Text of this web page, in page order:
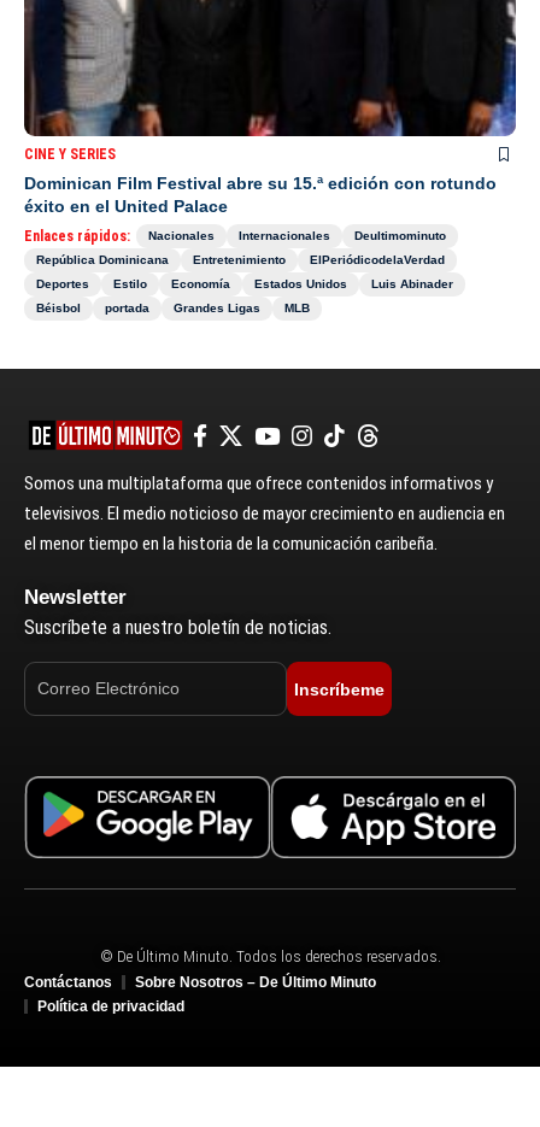
CINE Y SERIES
Dominican Film Festival abre su 15.ª edición con rotundo
éxito en el United Palace
Enlaces rápidos: Nacionales Internacionales
Deultimominuto
República Dominicana
Entretenimiento
ElPeriódicodelaVerdad
Deportes
Estilo Economía Estados Unidos
Luis Abinader
Béisbol
portada Grandes Ligas MLB
Somos una multiplataforma que ofrece contenidos informativos y
televisivos. El medio noticioso de mayor crecimiento en audiencia en
el menor tiempo en la historia de la comunicación caribeña.
Newsletter
Suscríbete a nuestro boletín de noticias.
Inscríbeme
© De Último Minuto. Todos los derechos reservados.
Contáctanos
Sobre Nosotros – De Último Minuto
Política de privacidad